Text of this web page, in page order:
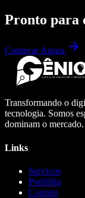
Pronto para
Começar Agora
Transformando o
tecnologia. Somos
dominam o mercado.
Links
Serviços
Portfólio
Contato